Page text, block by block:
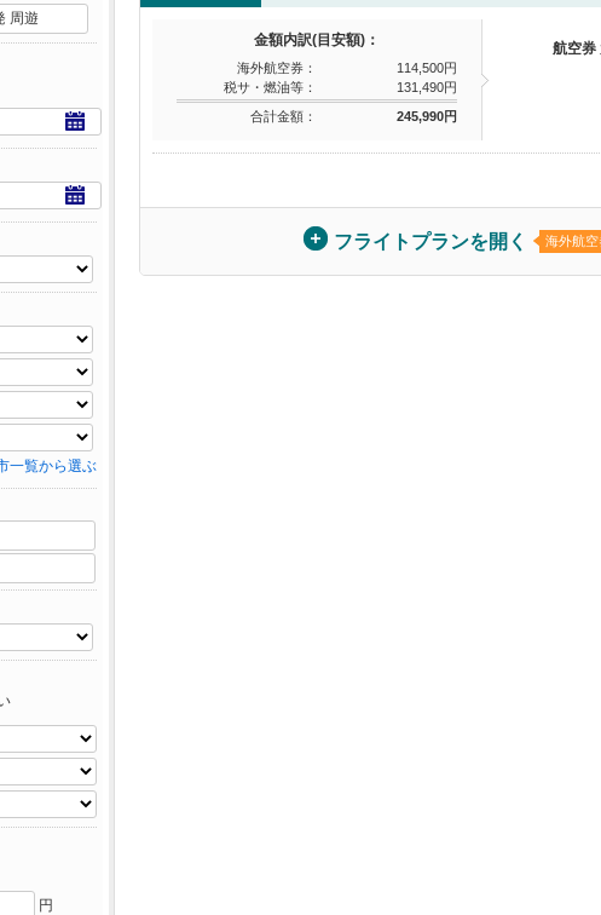
金額内訳(目安額)：
海外航空券：
114,500円
税サ・燃油等：
131,490円
合計金額：
245,990円
航空券
フライトプランを開く 海外航
周遊
一覧から選ぶ
円